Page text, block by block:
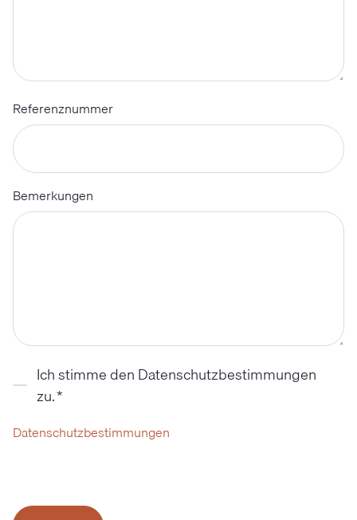
Referenznummer
Bemerkungen
Ich stimme den Datenschutzbestimmungen
zu.*
Datenschutzbestimmungen